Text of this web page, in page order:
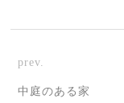
prev.
中庭のある家